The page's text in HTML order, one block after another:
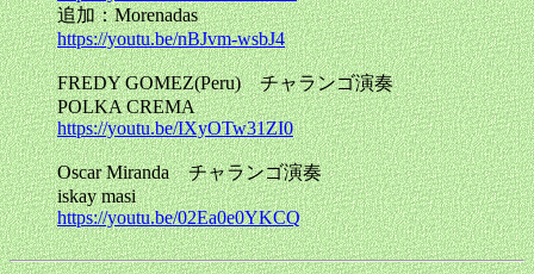
追加：Morenadas
https://youtu.be/nBJvm-wsbJ4
FREDY GOMEZ(Peru) チャランゴ演奏
POLKA CREMA
https://youtu.be/IXyOTw31ZI0
Oscar Miranda チャランゴ演奏
iskay masi
https://youtu.be/02Ea0e0YKCQ